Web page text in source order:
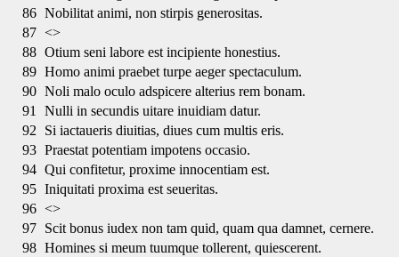
86 Nobilitat animi, non stirpis generositas.
87 <>
88 Otium seni labore est incipiente honestius.
89 Homo animi praebet turpe aeger spectaculum.
90 Noli malo oculo adspicere alterius rem bonam.
91
Nulli in secundis uitare inuidiam datur.
92
Si iactaueris diuitias, diues cum multis eris.
93 Praestat potentiam impotens occasio.
94 Qui confitetur, proxime innocentiam est.
95 Iniquitati proxima est seueritas.
96 <>
97
Scit bonus iudex non tam quid, quam qua damnet, cernere.
98 Homines si meum tuumque tollerent, quiescerent.